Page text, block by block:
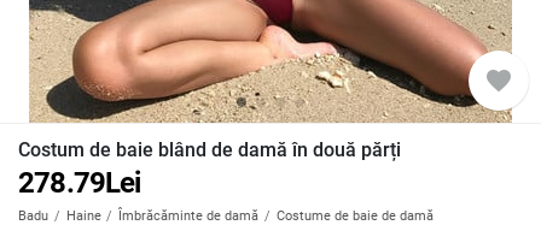
favorite
Costum de baie blând de damă în două părți
278.79Lei
Badu Haine Îmbrăcăminte de damă Costume de baie de damă